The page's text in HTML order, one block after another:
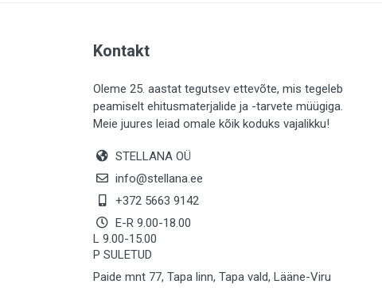
LIISTUD (183)
KIVID (31)
KATTED (133)
MAALRITARBED (1029)
SOOJUSTUS (15)
KEEMIA (222)
TÖÖRIIDED (117)
SAUN (8)
Kontakt
Oleme 25. aastat tegutsev ettevõte, mis tegeleb
peamiselt ehitusmaterjalide ja -tarvete müügiga.
Meie juures leiad omale kõik koduks vajalikku!
STELLANA OÜ
info@stellana.ee
+372 5663 9142
E-R 9.00-18.00
L 9.00-15.00
P SULETUD
Paide mnt 77, Tapa linn, Tapa vald, Lääne-Viru